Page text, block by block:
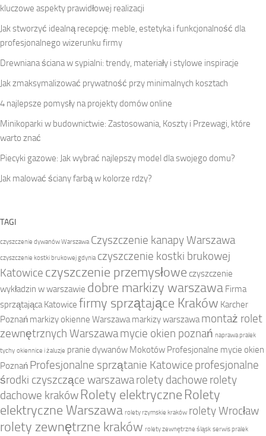
kluczowe aspekty prawidłowej realizacji
Jak stworzyć idealną recepcję: meble, estetyka i funkcjonalność dla
profesjonalnego wizerunku firmy
Drewniana ściana w sypialni: trendy, materiały i stylowe inspiracje
Jak zmaksymalizować prywatność przy minimalnych kosztach
4 najlepsze pomysły na projekty domów online
Minikoparki w budownictwie: Zastosowania, Koszty i Przewagi, które
warto znać
Piecyki gazowe: Jak wybrać najlepszy model dla swojego domu?
Jak malować ściany farbą w kolorze rdzy?
TAGI
czyszczenie dywanów Warszawa Czyszczenie kanapy Warszawa
czyszczenie kostki brukowej gdynia czyszczenie kostki brukowej
Katowice czyszczenie przemysłowe czyszczenie
wykładzin w warszawie dobre markizy warszawa Firma
sprzątająca Katowice firmy sprzątające Kraków Karcher
Poznań markizy okienne Warszawa markizy warszawa montaż rolet
zewnętrznych Warszawamycie okien poznań naprawa pralek
tychy okiennice i żaluzje pranie dywanów Mokotów Profesjonalne mycie okien
Poznań Profesjonalne sprzątanie Katowice profesjonalne
środki czyszczące warszawarolety dachowe rolety
dachowe kraków Rolety elektryczne Rolety
elektryczne Warszawa rolety rzymskie kraków rolety Wrocław
rolety zewnętrzne kraków rolety zewnętrzne śląsk serwis pralek